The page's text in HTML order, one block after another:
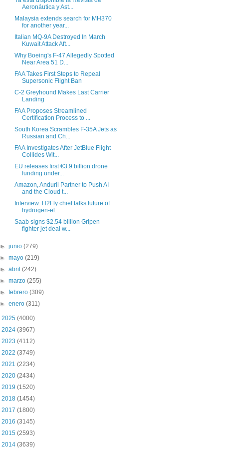
Aeronáutica y Ast...
Malaysia extends search for MH370
for another year...
Italian MQ-9A Destroyed In March
Kuwait Attack Aft...
Why Boeing's F-47 Allegedly Spotted
Near Area 51 D...
FAA Takes First Steps to Repeal
Supersonic Flight Ban
C-2 Greyhound Makes Last Carrier
Landing
FAA Proposes Streamlined
Certification Process to ...
South Korea Scrambles F-35A Jets as
Russian and Ch...
FAA Investigates After JetBlue Flight
Collides Wit...
EU releases first €3.9 billion drone
funding under...
Amazon, Anduril Partner to Push AI
and the Cloud t...
Interview: H2Fly chief talks future of
hydrogen-el...
Saab signs $2.54 billion Gripen
fighter jet deal w...
►junio(279)
►mayo(219)
►abril(242)
►marzo(255)
►febrero(309)
►enero(311)
2025 (4000)
2024 (3967)
2023 (4112)
2022 (3749)
2021 (2234)
2020 (2434)
2019 (1520)
2018 (1454)
2017 (1800)
2016 (3145)
2015 (2593)
2014 (3639)